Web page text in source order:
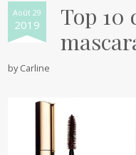
Août 29
2019
Top 10
byCarline